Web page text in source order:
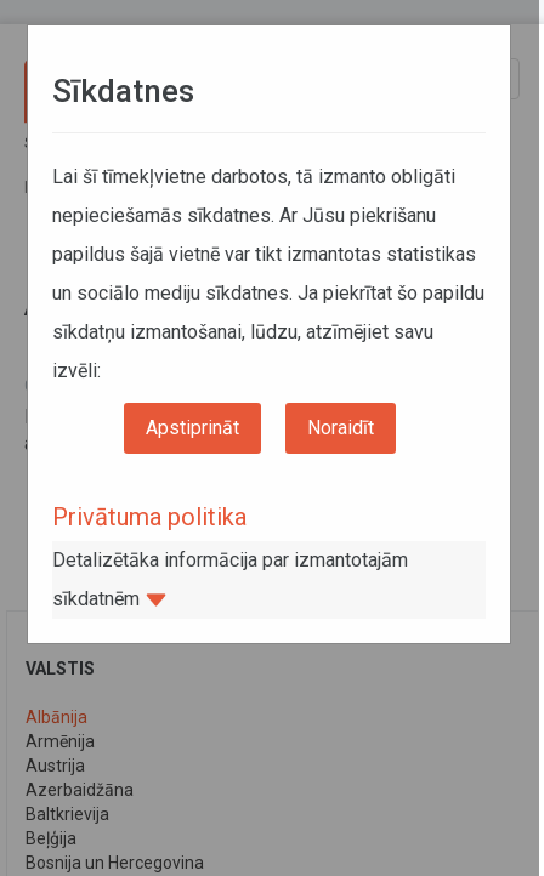
Sākums
padomes nolīgums
Latvijas Republikas valdības un
Albānijas Republikas Ministru
padomes nolīgums
04. novembris 2015
Divpusējo nolīgumu par starptautiskajiem pārvadājumiem
ar autotransportu skatīt
VALSTIS
Albānija
Armēnija
Austrija
Azerbaidžāna
Baltkrievija
Beļģija
Bosnija un Hercegovina
Sīkdatnes
Lai šī tīmekļvietne darbotos, tā izmanto obligāti
nepieciešamās sīkdatnes. Ar Jūsu piekrišanu
papildus šajā vietnē var tikt izmantotas statistikas
un sociālo mediju sīkdatnes. Ja piekrītat šo papildu
sīkdatņu izmantošanai, lūdzu, atzīmējiet savu
izvēli:
Apstiprināt Noraidīt
Privātuma politika
Detalizētāka informācija par izmantotajām
sīkdatnēm